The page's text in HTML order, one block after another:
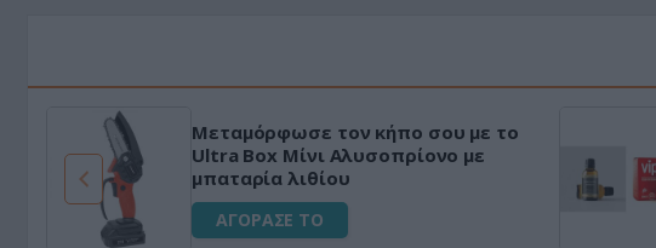
Μεταμόρφωσε τον κήπο σου με το
Ultra Box Μίνι Αλυσοπρίονο με
μπαταρία λιθίου
ΑΓΟΡΑΣΕ ΤΟ